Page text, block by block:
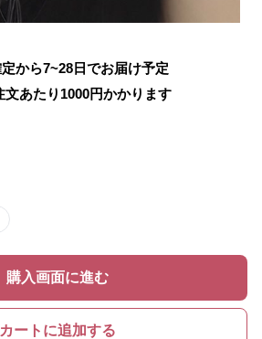
から7~28日でお届け予定
文あたり 1000円かかります
購入画面に進む
カートに追加する